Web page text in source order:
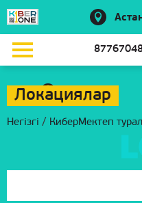
Локациялар
Негізгі / КиберМектеп